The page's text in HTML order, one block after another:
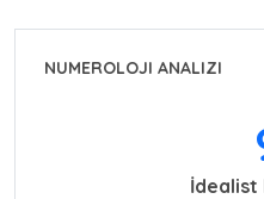
NUMEROLOJI ANALIZI